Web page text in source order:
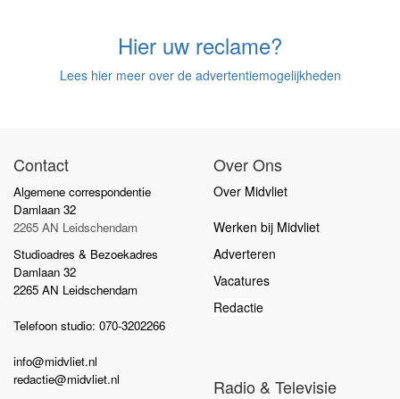
Hier uw reclame?
Lees hier meer over de advertentiemogelijkheden
Contact
Algemene correspondentie
Damlaan 32
2265 AN Leidschendam
Studioadres & Bezoekadres
Damlaan 32
2265 AN Leidschendam
Telefoon studio: 070-3202266
info@midvliet.nl
redactie@midvliet.nl
Over Ons
Over Midvliet
Werken bij Midvliet
Adverteren
Vacatures
Redactie
Radio & Televisie